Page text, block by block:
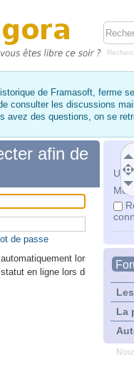
de Framasoft, ferme
consulter les discussions
avez des questions, on se
Mot
La
afin de
de passe
lors de
en ligne lors de cette